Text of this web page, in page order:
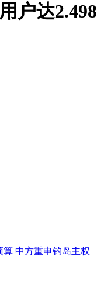
户达
算 中方重申钓岛主权